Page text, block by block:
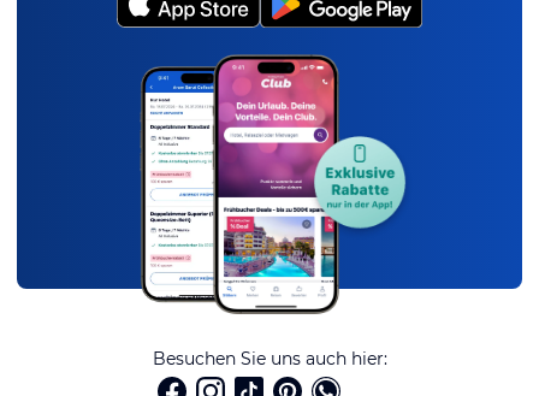
Besuchen Sie uns auch hier: